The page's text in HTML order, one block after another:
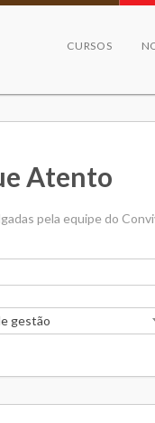
CURSOS
Atento
pela equipe do
gestão